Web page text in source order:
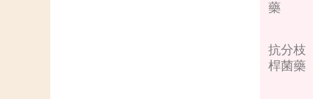
藥
抗分枝
桿菌藥